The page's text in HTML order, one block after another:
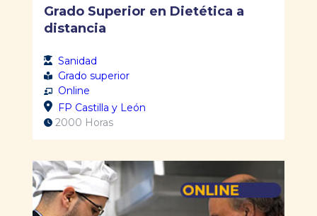
Grado Superior en Dietética a
distancia
Sanidad
Grado superior
Online
FP Castilla y León
2000 Horas